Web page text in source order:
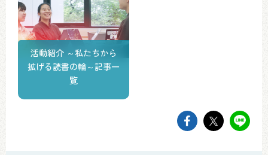
活動紹介 ～私たちから
拡げる読書の輪～記事一
覧
facebookで
twitterで